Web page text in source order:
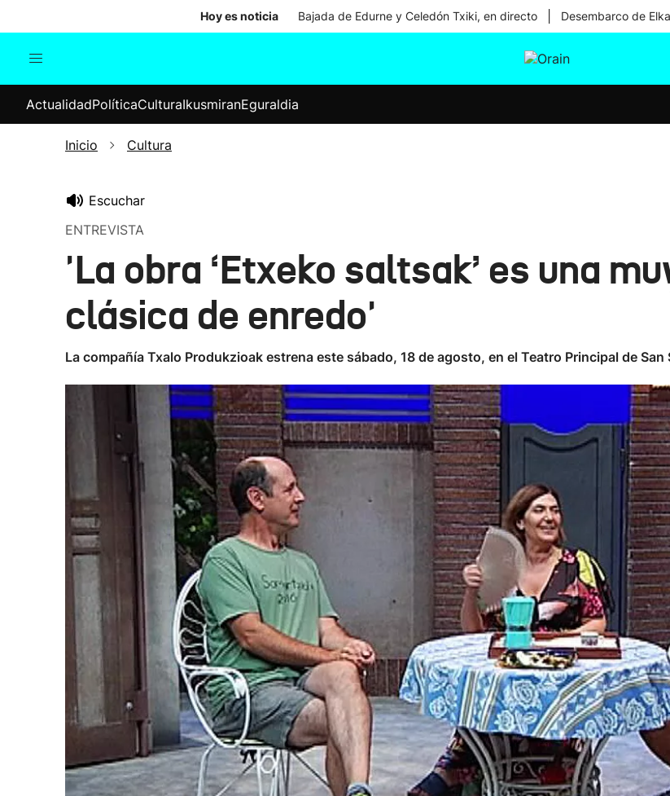
Hoy es noticia Bajada de Edurne y Celedón Txiki, en directo Desembarco de
Internacional
Elecciones
ActualidadPolíticaCulturaIkusmiranEguraldia
Inicio Cultura
Escuchar
ENTREVISTA
'La obra ‘Etxeko saltsak’ es una
clásica de enredo'
La compañía Txalo Produkzioak estrena este sábado, 18 de agosto, en el Teatro Principal de San